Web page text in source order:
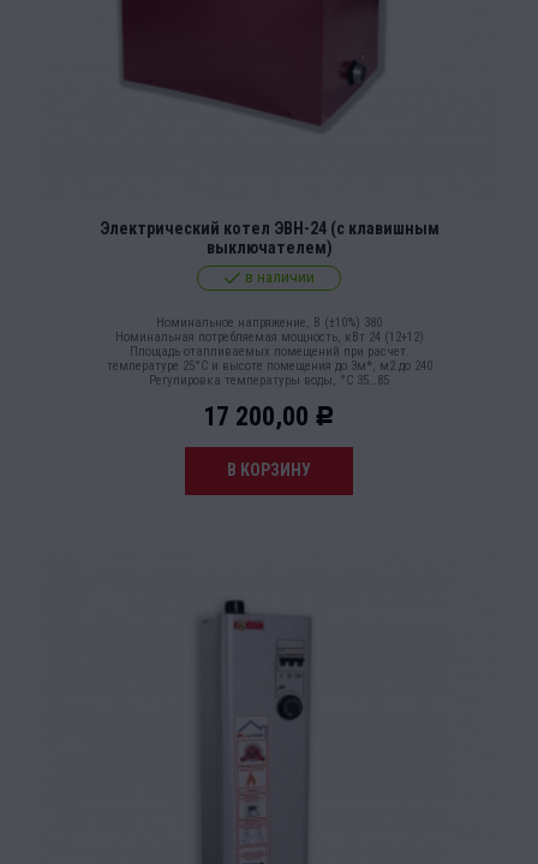
Электрический котел ЭВН-24 (с клавишным
выключателем)
в наличии
Номинальное напряжение, В (±10%) 380
Номинальная потребляемая мощность, кВт 24 (12+12)
Площадь отапливаемых помещений при расчет.
температуре 25°С и высоте помещения до 3м*, м2 до 240
Регулировка температуры воды, °С 35…85
17 200,00 Р
В КОРЗИНУ